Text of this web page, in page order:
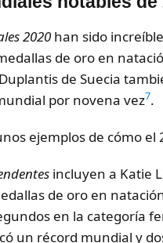
2020 han sido
de oro en
de Suecia
por novena vez7.
ejemplos de cómo
incluyen a Katie
de oro en
en la categoría
un récord mundial y